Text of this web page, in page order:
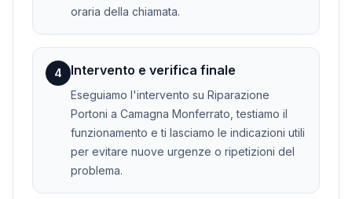
oraria della chiamata.
4 Intervento e verifica finale
Eseguiamo l'intervento su Riparazione
Portoni a Camagna Monferrato, testiamo il
funzionamento e ti lasciamo le indicazioni utili
per evitare nuove urgenze o ripetizioni del
problema.